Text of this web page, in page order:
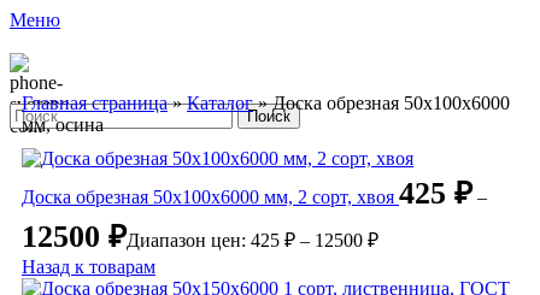
Меню
Поиск
Главная страница»Каталог»Доска обрезная 50х100х6000
мм, осина
Доска обрезная 50х100х6000 мм, 2 сорт, хвоя 425 ₽ –
12500 ₽Диапазон цен: 425 ₽ – 12500 ₽
Назад к товарам